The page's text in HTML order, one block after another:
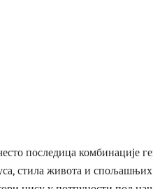
последица комбинације
стила живота и